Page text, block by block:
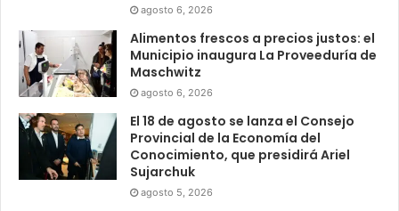
agosto 6, 2026
Alimentos frescos a precios justos: el
Municipio inaugura La Proveeduría de
Maschwitz
agosto 6, 2026
El 18 de agosto se lanza el Consejo
Provincial de la Economía del
Conocimiento, que presidirá Ariel
Sujarchuk
agosto 5, 2026